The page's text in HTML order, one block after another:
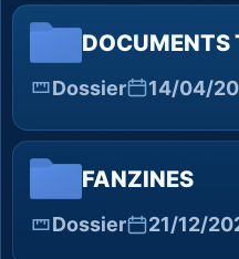
DOCUMENTS
Dossier 14/04/
FANZINES
Dossier 21/12/